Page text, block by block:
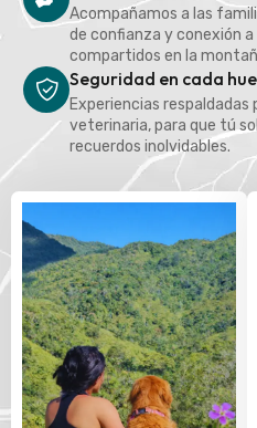
Acompañamos a las
de confianza y conexión
compartidos en la
Seguridad en cada
Experiencias
veterinaria, para que tú
recuerdos inolvidables.